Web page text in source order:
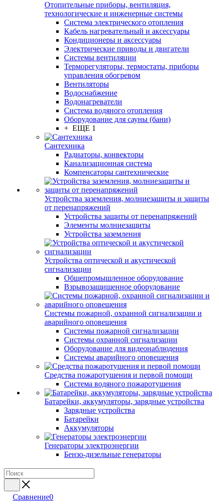
Отопительные приборы, вентиляция,
технологические и инженерные системы
Система электрического отопления
Кабель нагревательный и аксессуары
Кондиционеры и аксессуары
Электрические приводы и двигатели
Системы вентиляции
Терморегуляторы, термостаты, приборы
управления обогревом
Вентиляторы
Водоснабжение
Водонагреватели
Система водяного отопления
Оборудование для сауны (бани)
+ ЕЩЕ 1
Сантехника
Радиаторы, конвекторы
Канализационная система
Компенсаторы сантехнические
Устройства заземления, молниезащиты и защиты
от перенапряжений
Устройства защиты от перенапряжений
Элементы молниезащиты
Устройства заземления
Устройства оптической и акустической
сигнализации
Общепромышленное оборудование
Взрывозащищенное оборудование
Системы пожарной, охранной сигнализации и
аварийного оповещения
Системы пожарной сигнализации
Системы охранной сигнализации
Оборудование для видеонаблюдения
Системы аварийного оповещения
Средства пожаротушения и первой помощи
Система водяного пожаротушения
Батарейки, аккумуляторы, зарядные устройства
Зарядные устройства
Батарейки
Аккумуляторы
Генераторы электроэнергии
Бензо-дизельные генераторы
Сравнение0